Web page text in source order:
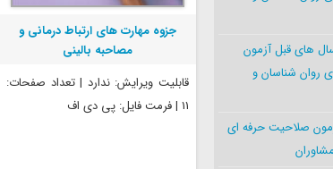
های قبل آزمون
روان شناسان و
صلاحیت حرفه ای
جزوه مهارت های ارتباط درمانی و
مصاحبه بالینی
قابلیت ویرایش: ندارد | تعداد صفحات:
11 | فرمت فایل: پی دی اف